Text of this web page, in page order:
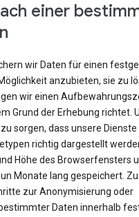
einer
wir Daten für einen
anzubieten, sie zu
wir einen
Grund der Erhebung richtet.
sorgen, dass unsere
richtig dargestellt
Höhe des Browserfensters
Monate lang gespeichert.
zur Anonymisierung oder
Daten innerhalb